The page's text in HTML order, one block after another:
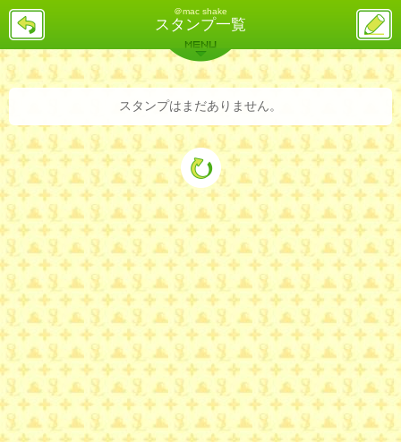
＠mac shake
スタンプ一覧
戻
ス
投
稿
バックナンバー 詳細検索 ランキング
MENU
スタンプはまだありません。